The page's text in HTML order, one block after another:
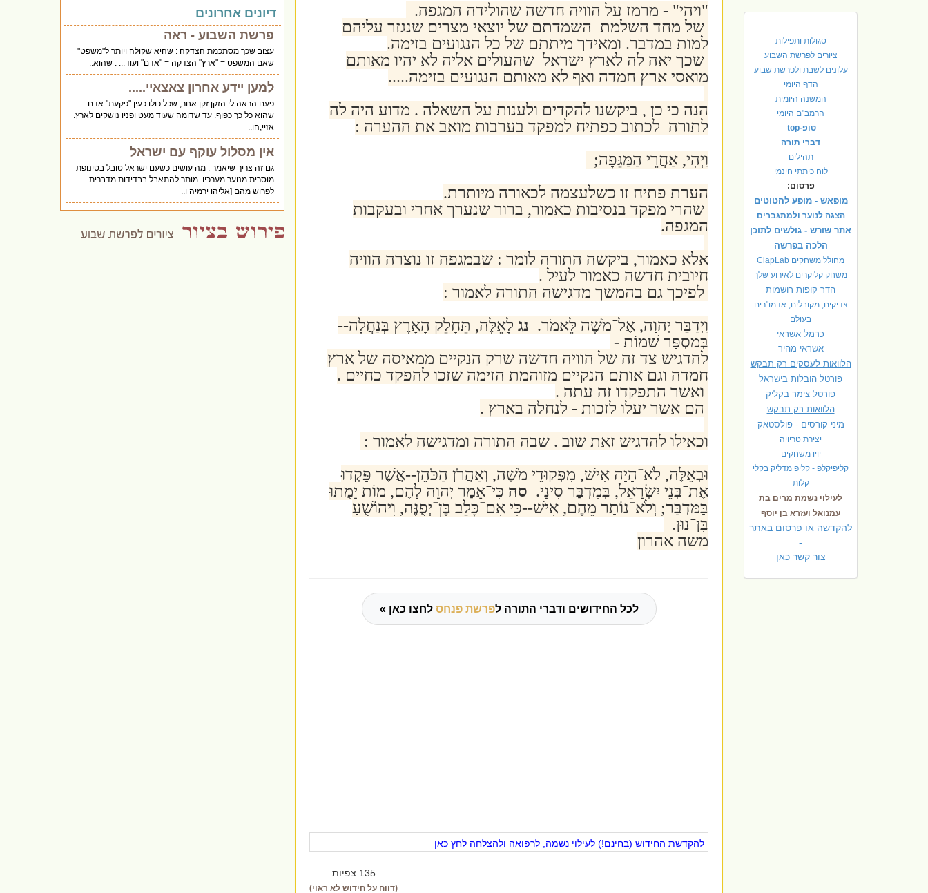
סגולות ותפילות
ציורים לפרשת השבוע
עלונים לשבת ולפרשת שבוע
הדף היומי
המשנה היומית
הרמב"ם היומי
טופ-top
דברי תורה
תהילים
לוח כיתתי חינמי
פרסום:
מופאש - מופע להטוטים
הצגה לנוער ולמתגברים
אתר שורש - גולשים לתוכן
הלכה בפרשה
מחולל משחקים ClapLab
משחק קליקרים לאירוע שלך
הדר קופות רושמות
צדיקים, מקובלים, אדמו"רים
בעולם
כרמל אשראי
אשראי מהיר
הלוואות לעסקים רק תבקש
פורטל הובלות בישראל
פורטל צימר בקליק
הלוואות רק תבקש
מיני קורסים - פולסטאק
יצירת טריויה
יויו משחקים
קליפיקלפ - קליפ מדליק בקלי
קלות
לעילוי נשמת מרים בת
עמנואל ועזרא בן יוסף
להקדשה או פרסום באתר
-
צור קשר כאן
"ויהי" - מרמז על הוויה חדשה שהולידה המגפה.
של מחד השלמת השמדתם של יוצאי מצרים שנגזר עליהם
למות במדבר. ומאידך מיתתם של כל הנגועים בזימה.
שכך יאה לה לארץ ישראל שהעולים אליה לא יהיו מאותם
מואסי ארץ חמדה ואף לא מאותם הנגועים בזימה.....
הנה כי כן , ביקשנו להקדים ולענות על השאלה . מדוע היה לה
לתורה לכתוב כפתיח למפקד בערבות מואב את ההערה :
וַיְהִי, אַחֲרֵי הַמַּגֵּפָה;
הערת פתיח זו כשלעצמה לכאורה מיותרת.
שהרי מפקד בנסיבות כאמור, ברור שנערך אחרי ובעקבות
המגפה.
אלא כאמור, ביקשה התורה לומר : שבמגפה זו נוצרה הוויה
חיובית חדשה כאמור לעיל .
לפיכך גם בהמשך מדגישה התורה לאמור :
וַיְדַבֵּר יְהוָה, אֶל־מֹשֶׁה לֵּאמֹר. נג לָאֵלֶּה, תֵּחָלֵק הָאָרֶץ בְּנַחֲלָה--
בְּמִסְפַּר שֵׁמוֹת -
להדגיש צד זה של הוויה חדשה שרק הנקיים ממאיסה של ארץ
חמדה וגם אותם הנקיים מזוהמת הזימה שזכו להפקד כחיים .
ואשר התפקדו זה עתה .
הם אשר יעלו לזכות - לנחלה בארץ .
וכאילו להדגיש זאת שוב . שבה התורה ומדגישה לאמור :
וּבְאֵלֶּה, לֹא־הָיָה אִישׁ, מִפְּקוּדֵי מֹשֶׁה, וְאַהֲרֹן הַכֹּהֵן--אֲשֶׁר פָּקְדוּ
אֶת־בְּנֵי יִשְׂרָאֵל, בְּמִדְבַּר סִינָי. סה כִּי־אָמַר יְהוָה לָהֶם, מוֹת יָמֻתוּ
בַּמִּדְבָּר; וְלֹא־נוֹתַר מֵהֶם, אִישׁ--כִּי אִם־כָּלֵב בֶּן־יְפֻנֶּה, וִיהוֹשֻׁעַ
בִּן־נוּן.
משה אהרון
לכל החידושים ודברי התורה לפרשת פנחס לחצו כאן »
להקדשת החידוש (בחינם!) לעילוי נשמה, לרפואה ולהצלחה לחץ כאן
135 צפיות
(דווח על חידוש לא ראוי)
דיונים אחרונים
פרשת השבוע - ראה
עצוב שכך מסתכמת הצדקה : שהיא שקולה ויותר ל"משפט"
שאם המשפט = "ארץ" הצדקה = "אדם" ועוד... . שהוא..
למען יידע אחרון צאצאיי.....
פעם הראה לי הזקן זקן אחר, שכל כולו כעין "פקעת" אדם .
שהוא כל כך כפוף. עד שדומה שעוד מעט ופניו נושקים לארץ.
אזיי,הו..
אין מסלול עוקף עם ישראל
גם זה צריך שיאמר : מה עושים כשעם ישראל טובל בטינופת
מוסרית מנוער מערכיו. מותר להתאבל בבדידות מדברית.
לפרוש מהם [אליהו ירמיה ו..